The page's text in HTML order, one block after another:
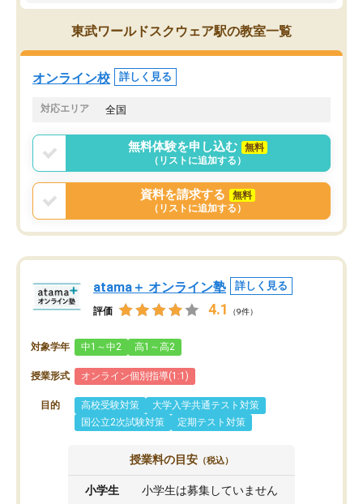
のも重宝しています。
東武ワールドスクウェア駅の教室一覧
オンライン校 詳しく見る
対応エリア 全国
無料体験を申し込む
無料
（リストに追加する）
資料を請求する
無料
（リストに追加する）
atama＋ オンライン塾 詳しく見る
評価 4.1 （9件）
対象学年 中1～中2 高1～高2
授業形式 オンライン個別指導(1:1)
目的 高校受験対策
大学入学共通テスト対策
国公立2次試験対策
定期テスト対策
授業料の目安 （税込）
小学生 小学生は募集していません